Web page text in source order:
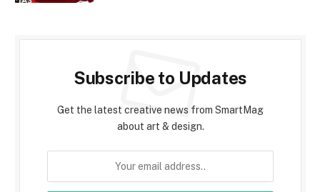
Subscribe to Updates
Get the latest creative news from SmartMag
about art & design.